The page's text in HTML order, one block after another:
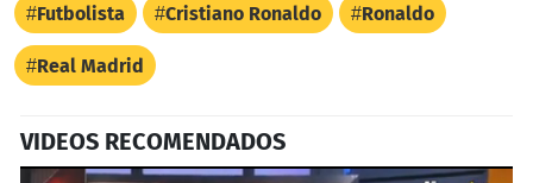
Futbolista Cristiano Ronaldo Ronaldo
Real Madrid
VIDEOS RECOMENDADOS